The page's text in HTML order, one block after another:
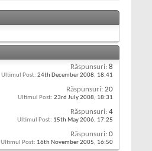
Răspunsuri: 8
Ultimul Post: 24th December 2008, 18:41
Răspunsuri: 20
Ultimul Post: 23rd July 2008, 18:31
Răspunsuri: 4
Ultimul Post: 15th May 2006, 17:25
Răspunsuri: 0
Ultimul Post: 16th November 2005, 16:50